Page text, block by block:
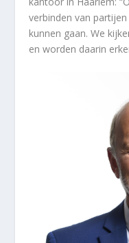
verbinden van
kunnen gaan. We
en worden daarin